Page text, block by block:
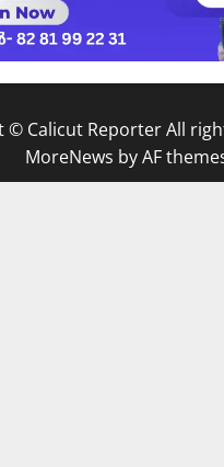
© Calicut Reporter All
MoreNews by AF